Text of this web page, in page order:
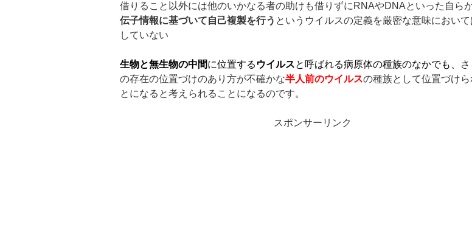
借りること以外には他のいかなる者の助けも借りずにRNAやDNAといった自ら
伝子情報に基づいて自己複製を行う というウイルスの定義を厳密な意味において
していない
生物と無生物の中間に位置する ウイルスと呼ばれる病原体の種族のなかでも、
の存在の位置づけのあり方が不確かな半人前のウイルスの種族として位置づけら
とになると考えられることになるのです。
スポンサーリンク